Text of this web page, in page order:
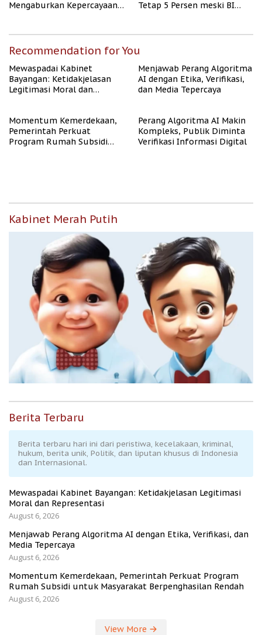
Mengaburkan Kepercayaan
Tetap 5 Persen meski BI
Recommendation for You
Mewaspadai Kabinet
Bayangan: Ketidakjelasan
Legitimasi Moral dan
Menjawab Perang Algoritma
AI dengan Etika, Verifikasi,
dan Media Tepercaya
Momentum Kemerdekaan,
Pemerintah Perkuat
Program Rumah Subsidi
Perang Algoritma AI Makin
Kompleks, Publik Diminta
Verifikasi Informasi Digital
Kabinet Merah Putih
Berita Terbaru
Berita terbaru hari ini dari peristiwa, kecelakaan, kriminal,
hukum, berita unik, Politik, dan liputan khusus di Indonesia
dan Internasional.
Mewaspadai Kabinet Bayangan: Ketidakjelasan Legitimasi
Moral dan Representasi
August 6, 2026
Menjawab Perang Algoritma AI dengan Etika, Verifikasi, dan
Media Tepercaya
August 6, 2026
Momentum Kemerdekaan, Pemerintah Perkuat Program
Rumah Subsidi untuk Masyarakat Berpenghasilan Rendah
August 6, 2026
View More